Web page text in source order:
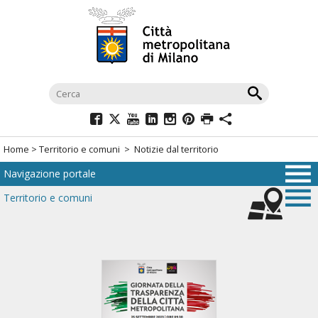
navigazione
menù
di
navigazione
Home > Territorio e comuni > Notizie dal territorio
Navigazione portale
Territorio e comuni